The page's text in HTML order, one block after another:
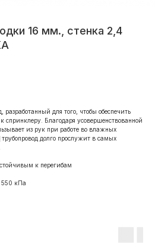
16 мм., стенка 2,4
для того, чтобы обеспечить
спринклеру. Благодаря усовершенствованной
из рук при работе во влажных
долго прослужит в самых
к перегибам
550 кПа